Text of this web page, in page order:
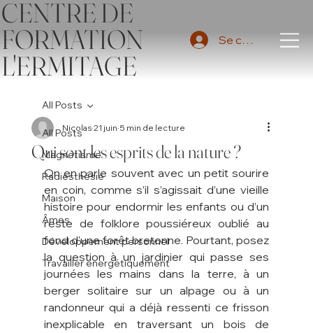
CENTRE DE
FORMATION
L'ERMITAGE
Se connecter
All Posts
Magnétisme
Radiesthésie
Maison
Âmes
Développement personnel
Travailler énergétiquement
All Posts
Qui sont les esprits de la nature ?
Nicolas 21 juin 5 min de lecture
On en parle souvent avec un petit sourire
en coin, comme s’il s’agissait d’une vieille
histoire pour endormir les enfants ou d’un
reste de folklore poussiéreux oublié au
fond d'une forêt bretonne. Pourtant, posez
la question à un jardinier qui passe ses
journées les mains dans la terre, à un
berger solitaire sur un alpage ou à un
randonneur qui a déjà ressenti ce frisson
inexplicable en traversant un bois de